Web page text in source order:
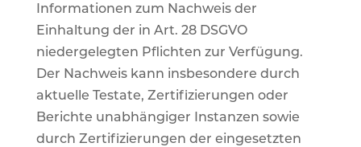
Informationen zum Nachweis der
Einhaltung der in Art. 28 DSGVO
niedergelegten Pflichten zur Verfügung.
Der Nachweis kann insbesondere durch
aktuelle Testate, Zertifizierungen oder
Berichte unabhängiger Instanzen sowie
durch Zertifizierungen der eingesetzten